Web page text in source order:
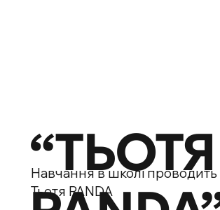
“ТЬОТЯ
Навчання в школі
Тьотя PANDA